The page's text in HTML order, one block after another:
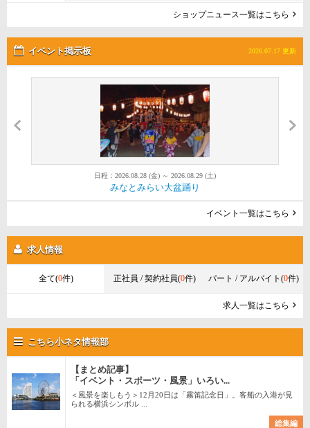
ショップニュース一覧はこちら
イベント掲示板 2026.07.17 更新
日程：2026.08.28 (金) ～ 2026.08.29 (土)
みなとみらい大盆踊り
日程：2026.08.01 (土) ～ 2026.08.30 (日)
Red Brick Sunset 2026
日程：2026.08.22 (土) ～ 2026.08.22 (土)
第52回金沢まつり花火大会
イベント一覧はこちら
求人情報
全て(0件) 正社員 / 契約社員(0件) パート / アルバイト(0件)
求人一覧はこちら
こちら小ネタ情報部
【まとめ記事】
「イベント・スポーツ・風景」いろい...
＜風景を楽しもう＞12月20日は「霧笛記念日」。客船の入港が見
られる横浜シンボル ...
総集編